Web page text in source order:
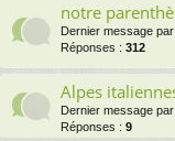
notre
Dernier message par
Réponses : 312
Alpes
Dernier message par
Réponses : 9